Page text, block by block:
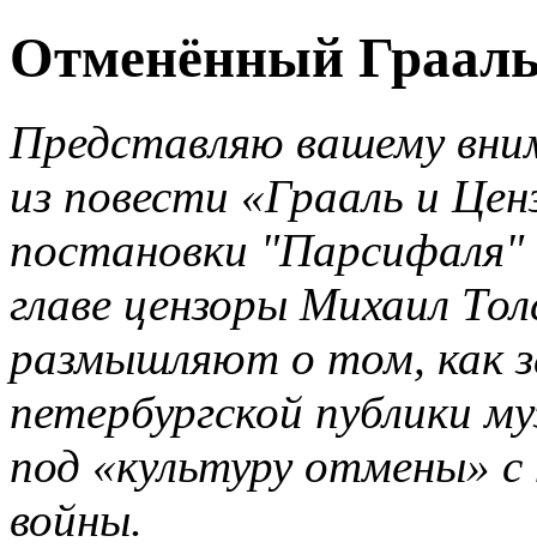
Отменённый
Представляю вашему
из повести «Грааль и
постановки "Парсифаля"
главе цензоры Михаил
размышляют о том, как
петербургской публики
под «культуру отмены»
войны.